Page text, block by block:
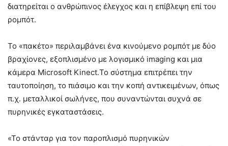
διατηρείται ο ανθρώπινος έλεγχος και η επίβλεψη επί του
ρομπότ.
Το «πακέτο» περιλαμβάνει ένα κινούμενο ρομπότ με δύο
βραχίονες, εξοπλισμένο με λογισμικό imaging και μια
κάμερα Microsoft Kinect.Το σύστημα επιτρέπει την
ταυτοποίηση, το πιάσιμο και την κοπή αντικειμένων, όπως
π.χ. μεταλλικοί σωλήνες, που συναντώνται συχνά σε
πυρηνικές εγκαταστάσεις.
«Το στάνταρ για τον παροπλισμό πυρηνικών